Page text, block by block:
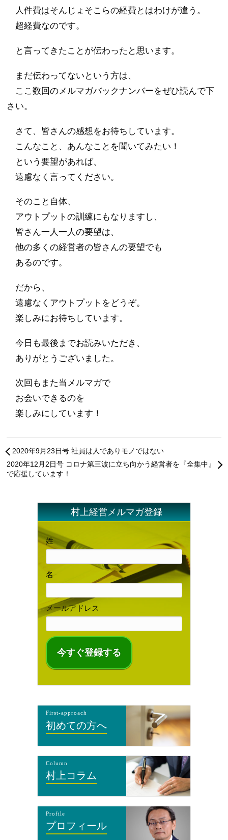
人件費はそんじょそこらの経費とはわけが違う。
超経費なのです。
と言ってきたことが伝わったと思います。
まだ伝わってないという方は、
ここ数回のメルマガバックナンバーをぜひ読んで下
さい。
さて、皆さんの感想をお待ちしています。
こんなこと、あんなことを聞いてみたい！
という要望があれば、
遠慮なく言ってください。
そのこと自体、
アウトプットの訓練にもなりますし、
皆さん一人一人の要望は、
他の多くの経営者の皆さんの要望でも
あるのです。
だから、
遠慮なくアウトプットをどうぞ。
楽しみにお待ちしています。
今日も最後までお読みいただき、
ありがとうございました。
次回もまた当メルマガで
お会いできるのを
楽しみにしています！
2020年9月23日号 社員は人でありモノではない
2020年12月2日号 コロナ第三波に立ち向かう経営者を『全集中』
で応援しています！
村上経営メルマガ登録
姓
名
メールアドレス
First-approach
初めての方へ
Column
村上コラム
Profile
プロフィール